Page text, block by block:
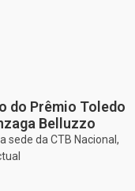
do Prêmio Toledo
Belluzzo
sede da CTB Nacional,